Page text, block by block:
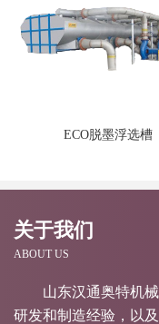
ECO脱墨浮选槽
关于我们
ABOUT US
山东汉通奥特机械
研发和制造经验，以